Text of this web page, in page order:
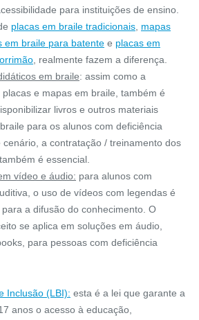
para instituições de ensino.
placas em braile tradicionais mapas
em braile para batente e placas em
, realmente fazem a diferença.
em braile: assim como a
e mapas em braile, também é
livros e outros materiais
para os alunos com deficiência
cenário, a contratação / treinamento dos
é essencial.
vídeo e áudio: para alunos com
o uso de vídeos com legendas é
a difusão do conhecimento. O
se aplica em soluções em áudio,
para pessoas com deficiência
Inclusão (LBI): esta é a lei que garante a
anos o acesso à educação,